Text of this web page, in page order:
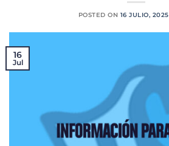
POSTED ON 16 JULIO, 2025
16
Jul